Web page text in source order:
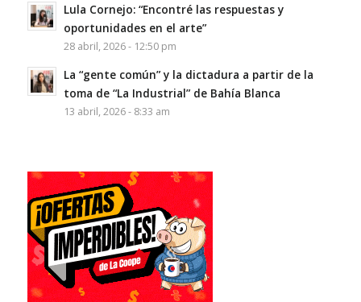
Lula Cornejo: “Encontré las respuestas y
oportunidades en el arte”
28 abril, 2026 - 12:50 pm
La “gente común” y la dictadura a partir de la
toma de “La Industrial” de Bahía Blanca
13 abril, 2026 - 8:33 am